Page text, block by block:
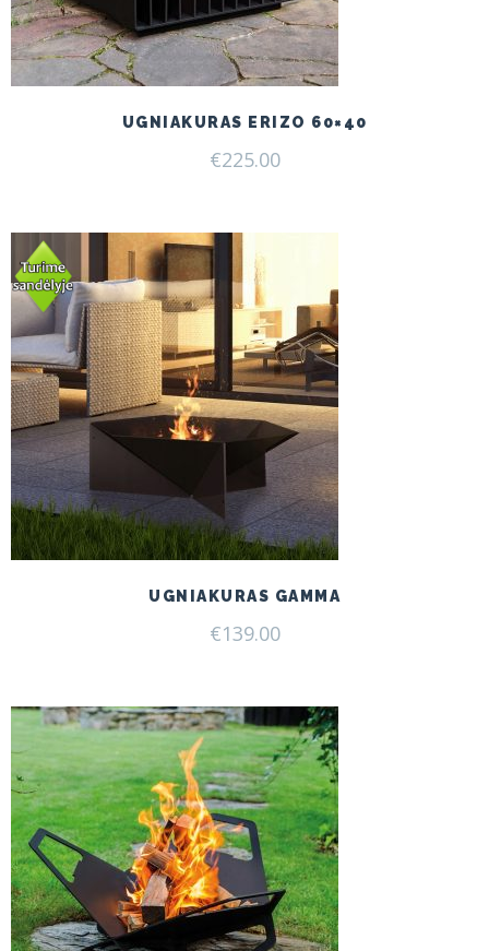
UGNIAKURAS ERIZO 60×40
€225.00
UGNIAKURAS GAMMA
€139.00